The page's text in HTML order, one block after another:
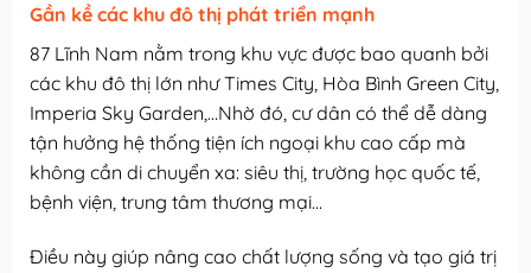
Gần kề các khu đô thị phát triển mạnh
87 Lĩnh Nam nằm trong khu vực được bao quanh bởi
các khu đô thị lớn như Times City, Hòa Bình Green City,
Imperia Sky Garden,…Nhờ đó, cư dân có thể dễ dàng
tận hưởng hệ thống tiện ích ngoại khu cao cấp mà
không cần di chuyển xa: siêu thị, trường học quốc tế,
bệnh viện, trung tâm thương mại…
Điều này giúp nâng cao chất lượng sống và tạo giá trị